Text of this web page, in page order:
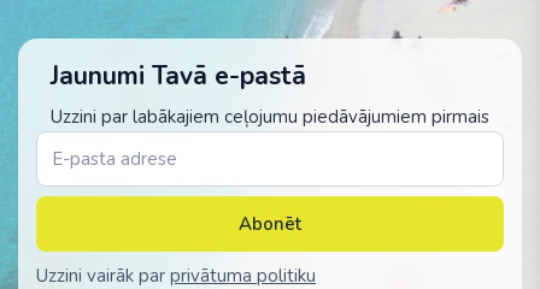
Jaunumi Tavā e-pastā
Uzzini par labākajiem ceļojumu piedāvājumiem pirmais
Abonēt
Uzzini vairāk par privātuma politiku